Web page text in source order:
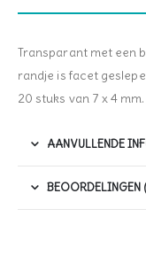
Transparant met een
randje is facet
20 stuks van 7 x 4 mm.
AANVULLENDE
BEOORDELINGEN